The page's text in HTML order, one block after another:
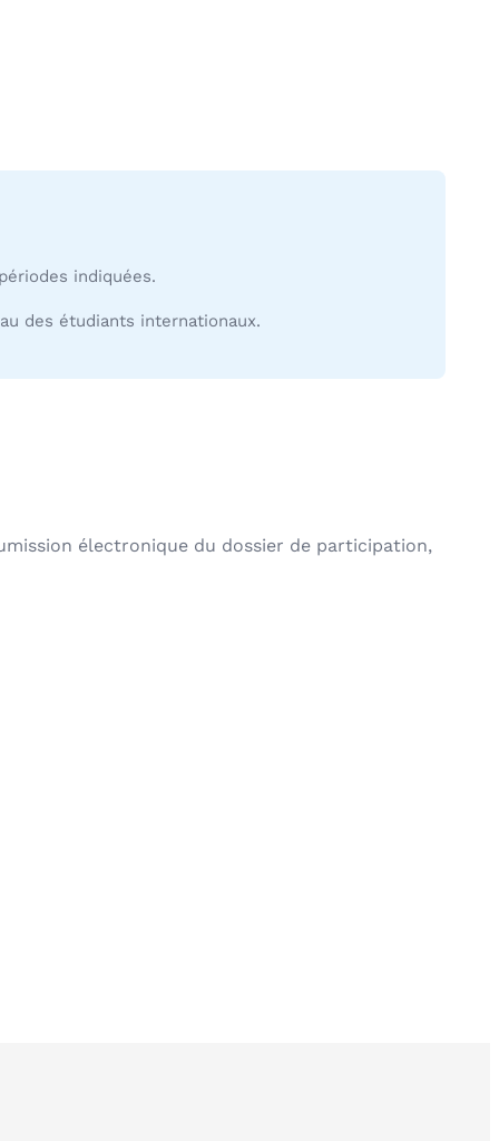
indiquées.
des étudiants internationaux.
électronique du dossier de participation,